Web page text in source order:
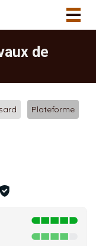
de
Plateforme